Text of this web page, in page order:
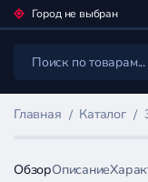
Город не выбран
Каталог
Главная Каталог
ОбзорОписание